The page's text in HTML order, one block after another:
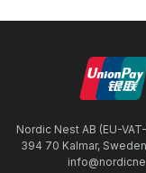
Nordic Nest AB (EU-
394 70 Kalmar,